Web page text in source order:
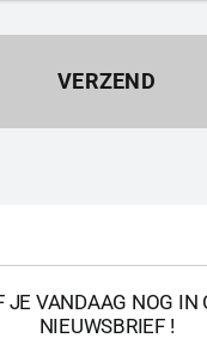
VERZEND
JE VANDAAG NOG IN
NIEUWSBRIEF !